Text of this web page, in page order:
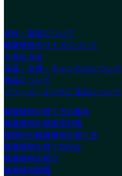
送料・配送について
観葉植物のサイズについて
お支払方法
返品・交換・キャンセルについて
商品について
フリーメールでのご注文について
観葉植物の育て方の基本
観葉植物の病害虫対策
種類別の観葉植物の育て方
観葉植物の育て方FAQ
観葉植物の紹介
観葉植物図鑑